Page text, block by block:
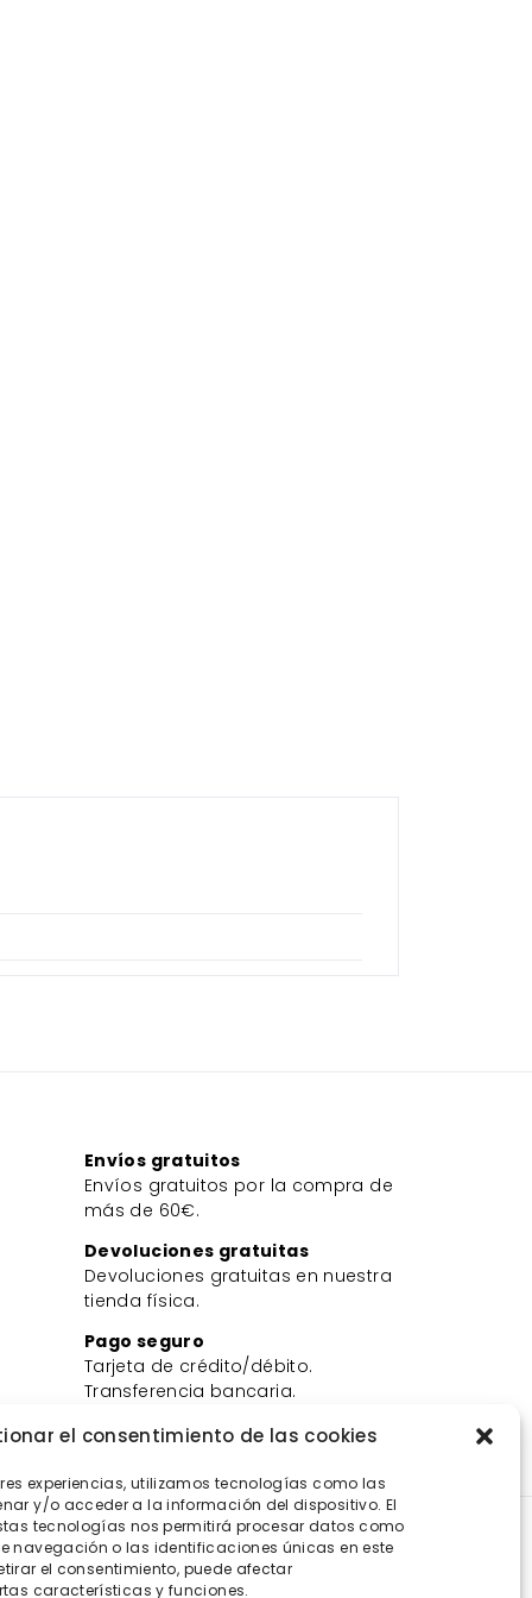
el consentimiento de las cookies
experiencias, utilizamos tecnologías como las
y/o acceder a la información del dispositivo. El
tecnologías nos permitirá procesar datos como
navegación o las identificaciones únicas en este
el consentimiento, puede afectar
características y funciones.
Envíos gratuitos
Envíos gratuitos por la compra de
más de 60€.
Devoluciones gratuitas
Devoluciones gratuitas en nuestra
tienda física.
Pago seguro
Tarjeta de crédito/débito.
Transferencia bancaria.